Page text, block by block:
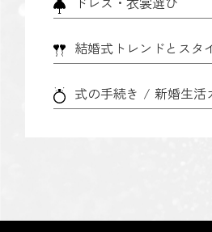
結婚式トレンドとスタ
式の手続き / 新婚生活